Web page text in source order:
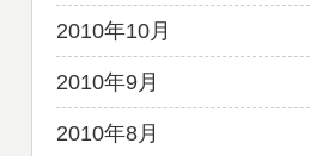
2010年10月
2010年9月
2010年8月